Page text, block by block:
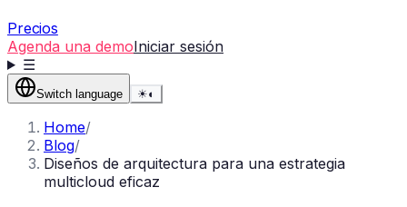
Precios
Agenda una demoIniciar sesión
☰
Switch language ☀◐
Home/
Blog/
Diseños de arquitectura para una estrategia
multicloud eficaz